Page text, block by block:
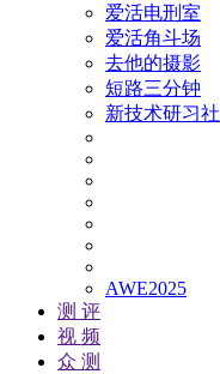
爱活电刑室
爱活角斗场
去他的摄影
短路三分钟
新技术研习社
AWE2025
测 评
视 频
众 测